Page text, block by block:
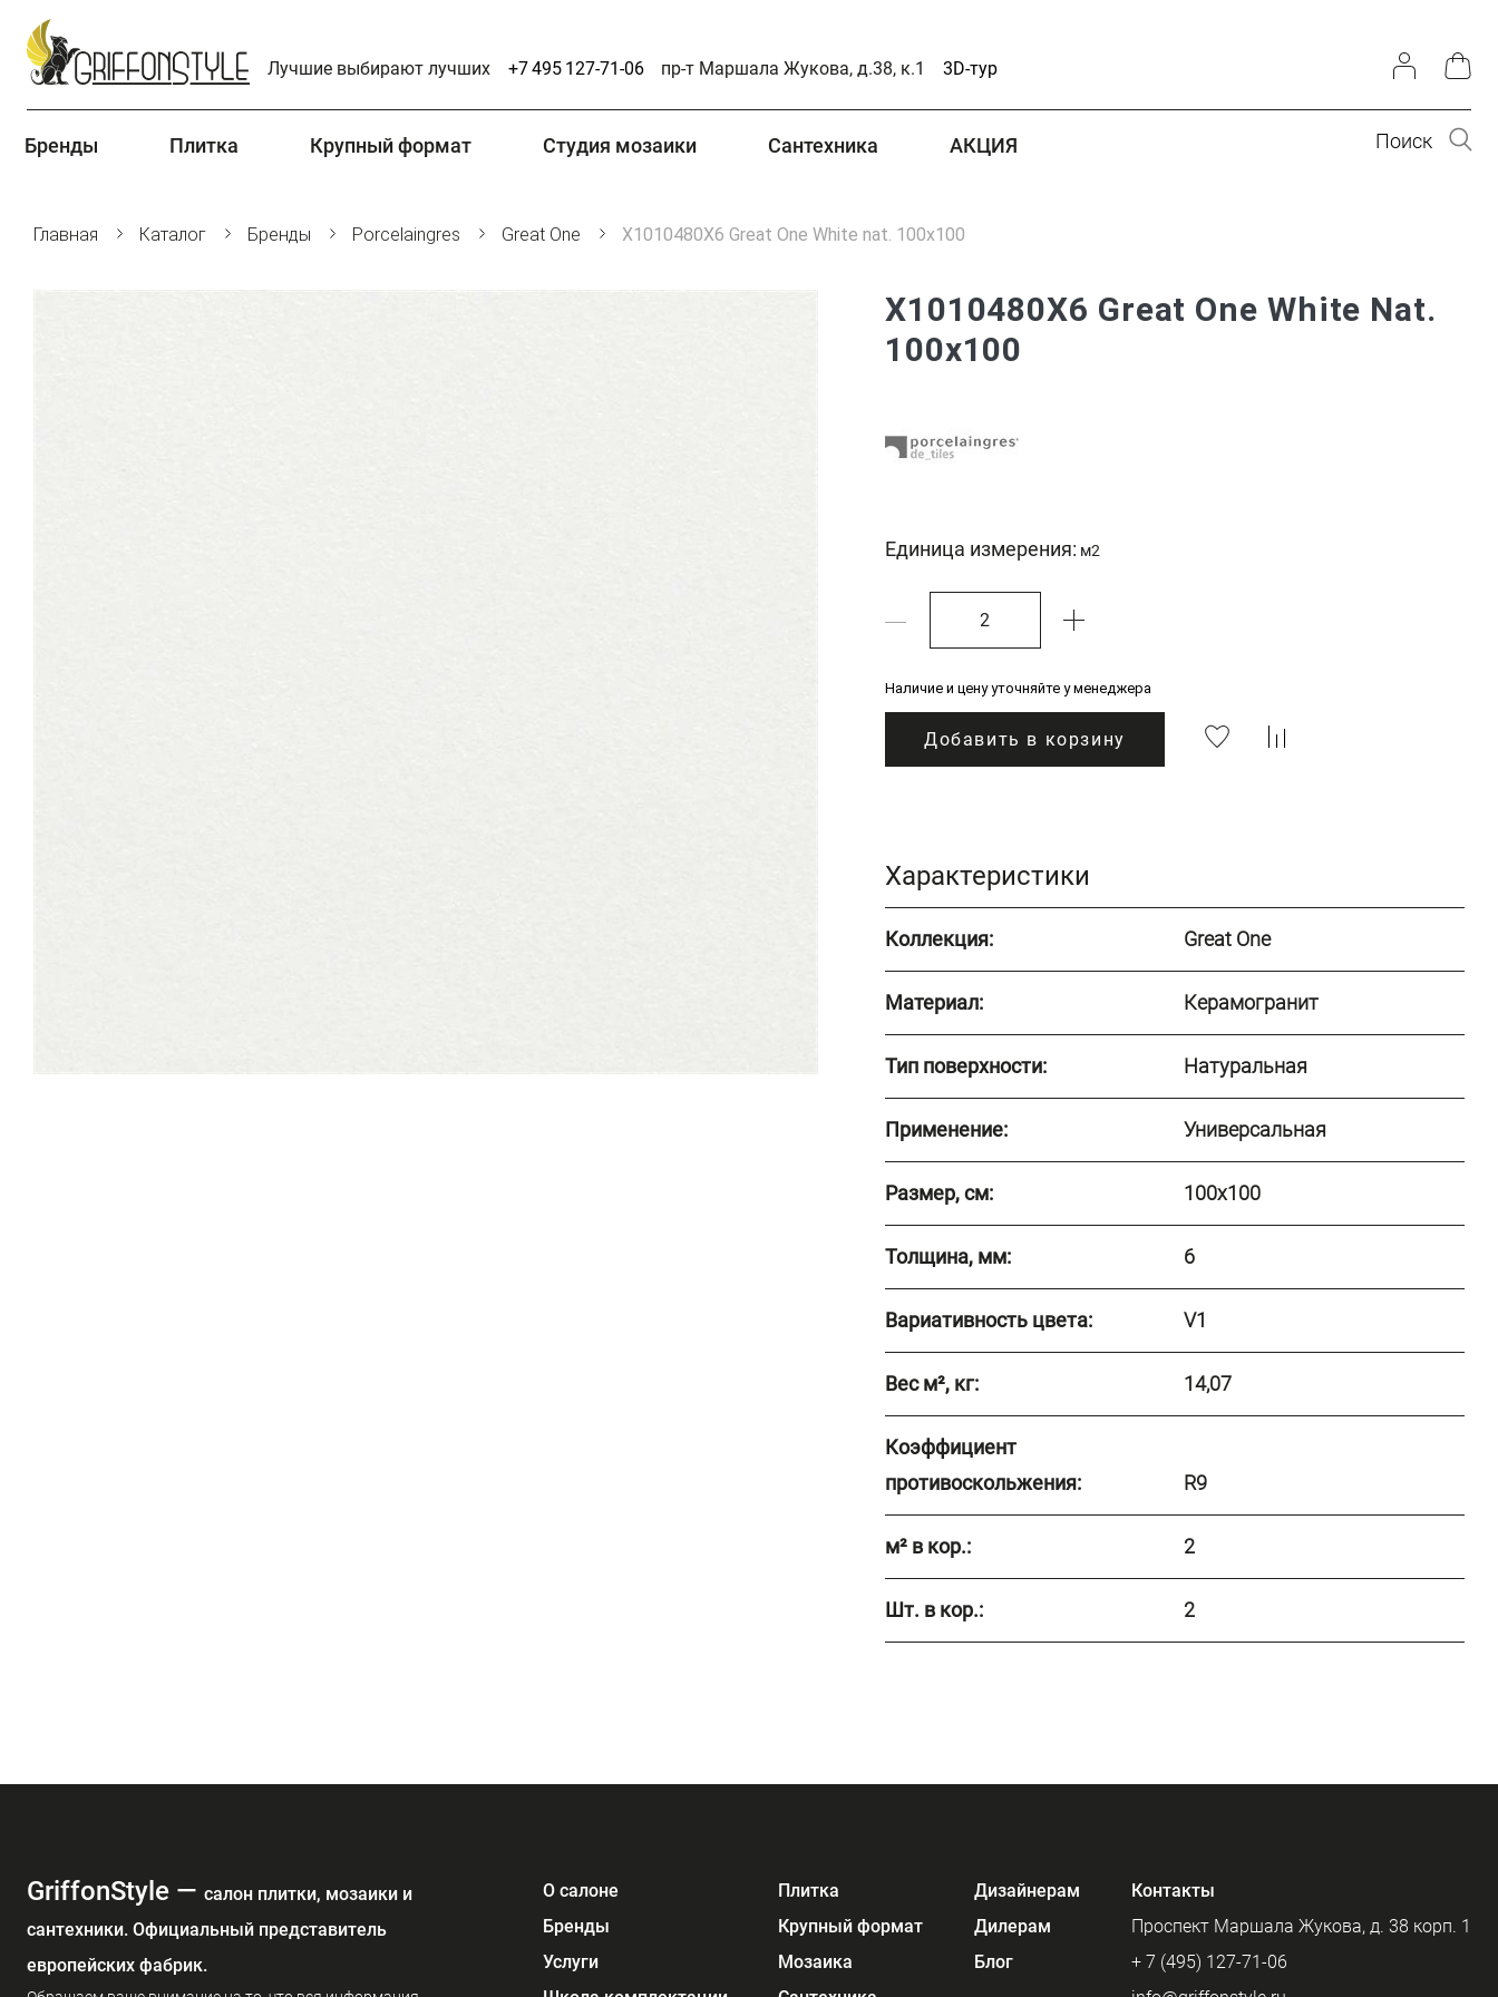
Лучшие выбирают лучших +7 495 127-71-06 пр-т Маршала Жукова, д.38, к.1 3D-тур
Бренды Плитка Крупный формат Студия мозаики Сантехника АКЦИЯ Поиск
Главная Каталог Бренды Porcelaingres Great One X1010480X6 Great One White nat. 100x100
X1010480X6 Great One White Nat.
100x100
Единица измерения: м2
Наличие и цену уточняйте у менеджера
Добавить в корзину
Характеристики
Коллекция: Great One
Материал: Керамогранит
Тип поверхности: Натуральная
Применение: Универсальная
Размер, см: 100x100
Толщина, мм: 6
Вариативность цвета: V1
Вес м², кг: 14,07
Коэффициент
противоскольжения:
R9
м² в кор.: 2
Шт. в кор.: 2
GriffonStyle — cалон плитки, мозаики и
сантехники. Официальный представитель
европейских фабрик.
О салоне
Бренды
Услуги
Плитка
Крупный формат
Мозаика
Дизайнерам
Дилерам
Блог
Контакты
Проспект Маршала Жукова, д. 38 корп. 1
+ 7 (495) 127-71-06